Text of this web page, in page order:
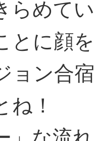
らめて
とに顔
ョン合
ね！